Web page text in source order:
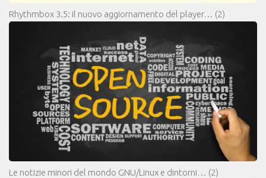
Rhythmbox 3.5: il nuovo aggiornamento del player… (2)
Le notizie minori del mondo GNU/Linux e dintorni… (2)